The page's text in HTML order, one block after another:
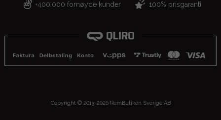
+400.000 fornøyde kunder 100% prisgaranti
Copyright © 2013-2026 RemButiken Sverige AB